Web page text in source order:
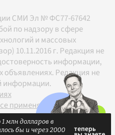
СМИ Эл № ФС77-67642
по надзору в сфере
и массовых
10.11.2016 г. Редакция не
информации,
Редакция не
информации.
применяются
в соответствии с
млн долларов в
бы и через 2000